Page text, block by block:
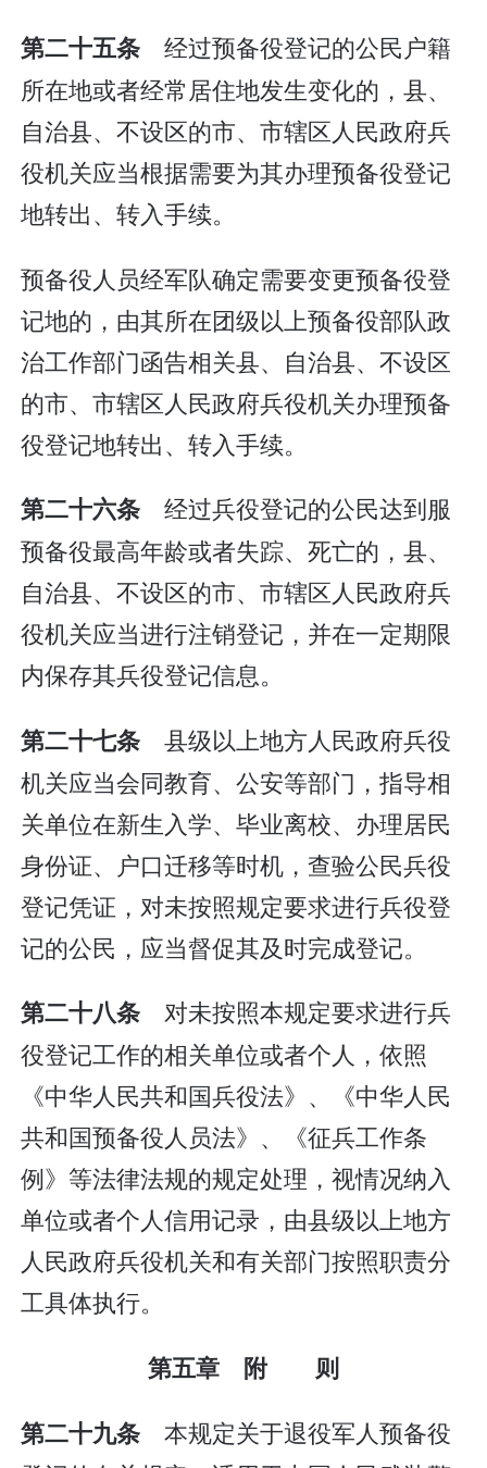
第二十五条经过预备役登记的公民户籍
所在地或者经常居住地发生变化的，县、
自治县、不设区的市、市辖区人民政府兵
役机关应当根据需要为其办理预备役登记
地转出、转入手续。
预备役人员经军队确定需要变更预备役登
记地的，由其所在团级以上预备役部队政
治工作部门函告相关县、自治县、不设区
的市、市辖区人民政府兵役机关办理预备
役登记地转出、转入手续。
第二十六条经过兵役登记的公民达到服
预备役最高年龄或者失踪、死亡的，县、
自治县、不设区的市、市辖区人民政府兵
役机关应当进行注销登记，并在一定期限
内保存其兵役登记信息。
第二十七条县级以上地方人民政府兵役
机关应当会同教育、公安等部门，指导相
关单位在新生入学、毕业离校、办理居民
身份证、户口迁移等时机，查验公民兵役
登记凭证，对未按照规定要求进行兵役登
记的公民，应当督促其及时完成登记。
第二十八条对未按照本规定要求进行兵
役登记工作的相关单位或者个人，依照
《中华人民共和国兵役法》、《中华人民
共和国预备役人员法》、《征兵工作条
例》等法律法规的规定处理，视情况纳入
单位或者个人信用记录，由县级以上地方
人民政府兵役机关和有关部门按照职责分
工具体执行。
第五章 附 则
第二十九条 本规定关于退役军人预备役